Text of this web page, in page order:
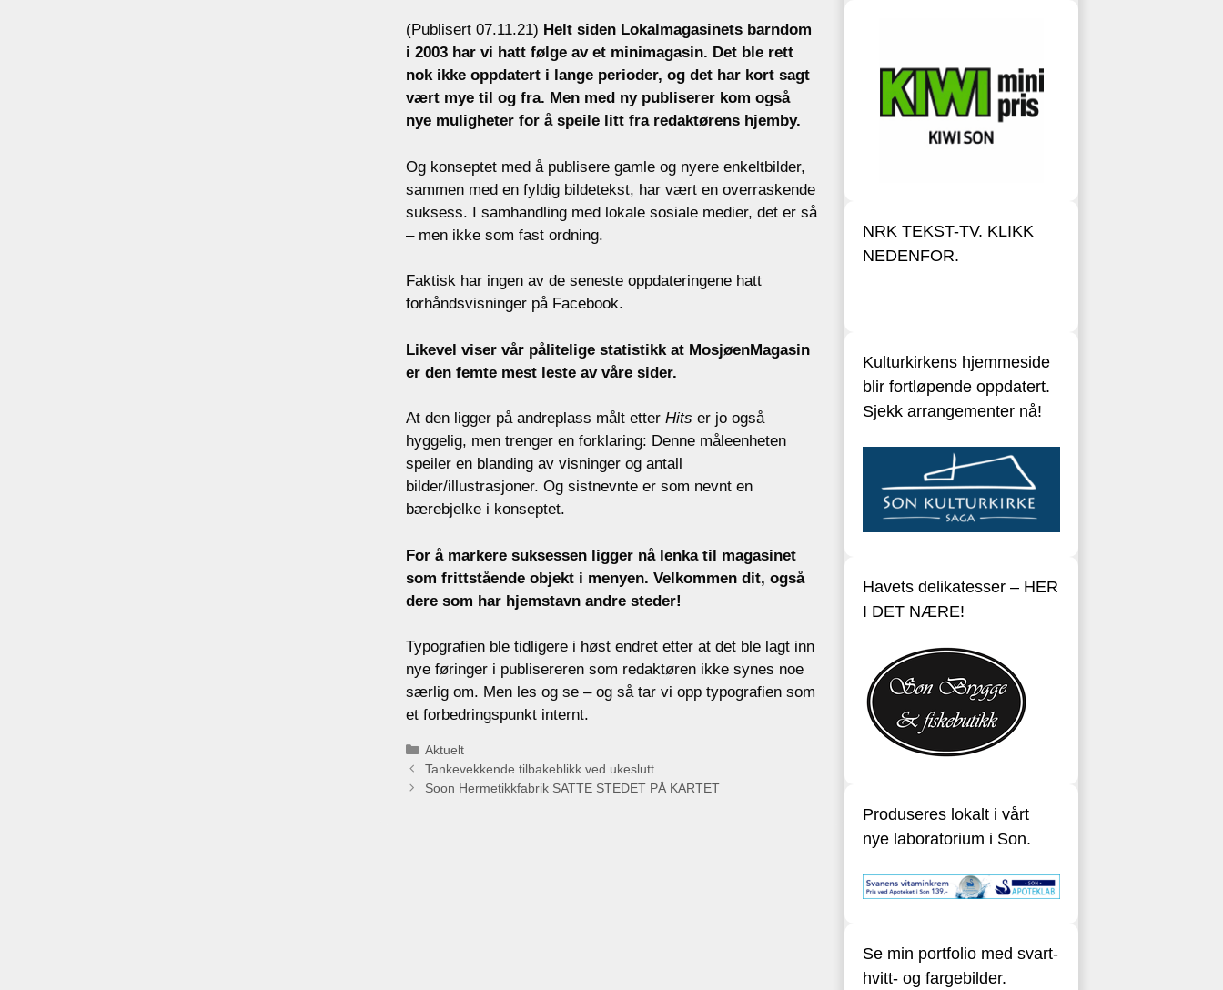
(Publisert 07.11.21) Helt siden Lokalmagasinets barndom
i 2003 har vi hatt følge av et minimagasin. Det ble rett
nok ikke oppdatert i lange perioder, og det har kort sagt
vært mye til og fra. Men med ny publiserer kom også
nye muligheter for å speile litt fra redaktørens hjemby.
Og konseptet med å publisere gamle og nyere enkeltbilder,
sammen med en fyldig bildetekst, har vært en overraskende
suksess. I samhandling med lokale sosiale medier, det er så
– men ikke som fast ordning.
Faktisk har ingen av de seneste oppdateringene hatt
forhåndsvisninger på Facebook.
Likevel viser vår pålitelige statistikk at MosjøenMagasin
er den femte mest leste av våre sider.
At den ligger på andreplass målt etter Hits er jo også
hyggelig, men trenger en forklaring: Denne måleenheten
speiler en blanding av visninger og antall
bilder/illustrasjoner. Og sistnevnte er som nevnt en
bærebjelke i konseptet.
For å markere suksessen ligger nå lenka til magasinet
som frittstående objekt i menyen. Velkommen dit, også
dere som har hjemstavn andre steder!
Typografien ble tidligere i høst endret etter at det ble lagt inn
nye føringer i publisereren som redaktøren ikke synes noe
særlig om. Men les og se – og så tar vi opp typografien som
et forbedringspunkt internt.
Categories
Aktuelt
Tankevekkende tilbakeblikk ved ukeslutt
Soon Hermetikkfabrik SATTE STEDET PÅ KARTET
NRK TEKST-TV. KLIKK
NEDENFOR.
Kulturkirkens hjemmeside
blir fortløpende oppdatert.
Sjekk arrangementer nå!
Havets delikatesser – HER
I DET NÆRE!
Produseres lokalt i vårt
nye laboratorium i Son.
Se min portfolio med svart-
hvitt- og fargebilder.